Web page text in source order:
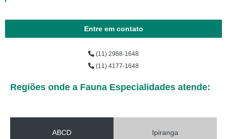
Entre em contato
(11) 2988-1648
(11) 4177-1648
Regiões onde a Fauna Especialidades atende:
ABCD Ipiranga